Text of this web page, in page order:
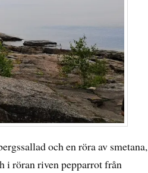
och en röra av smetana,
i röran riven pepparrot från